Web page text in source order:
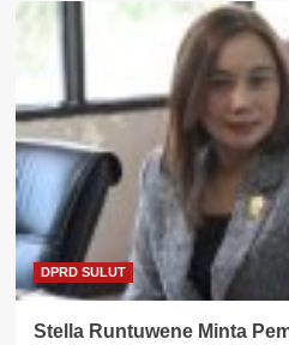
DPRD SULUT
Stella Runtuwene Minta